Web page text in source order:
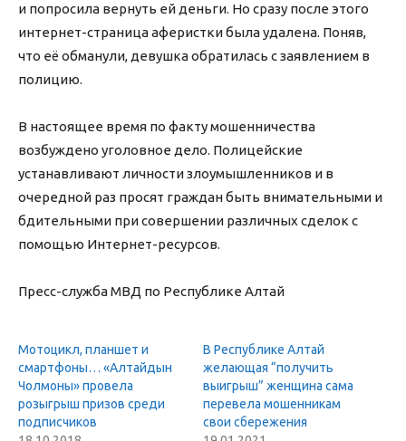
и попросила вернуть ей деньги. Но сразу после этого
интернет-страница аферистки была удалена. Поняв,
что её обманули, девушка обратилась с заявлением в
полицию.
В настоящее время по факту мошенничества
возбуждено уголовное дело. Полицейские
устанавливают личности злоумышленников и в
очередной раз просят граждан быть внимательными и
бдительными при совершении различных сделок с
помощью Интернет-ресурсов.
Пресс-служба МВД по Республике Алтай
Мотоцикл, планшет и
смартфоны… «Алтайдын
Чолмоны» провела
розыгрыш призов среди
подписчиков
В Республике Алтай
желающая “получить
выигрыш” женщина сама
перевела мошенникам
свои сбережения